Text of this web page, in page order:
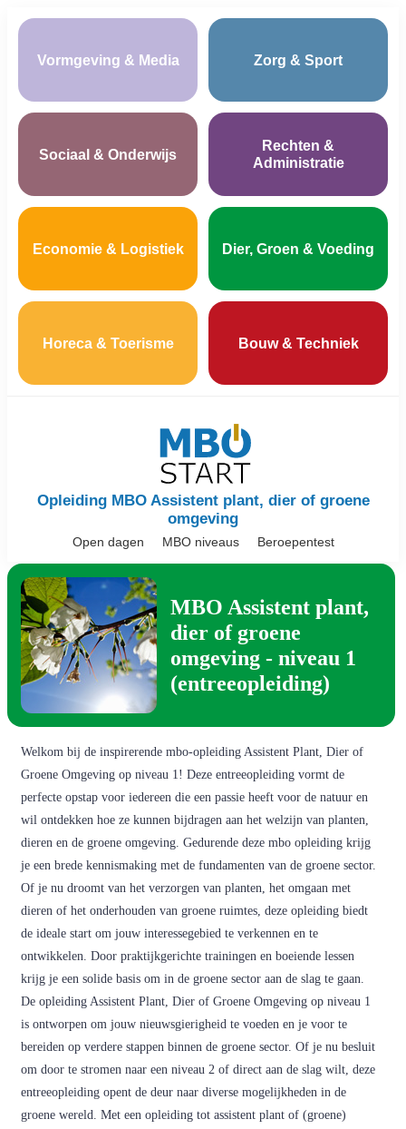
Vormgeving & Media Zorg & Sport
Sociaal & Onderwijs
Rechten &
Administratie
Economie & Logistiek Dier, Groen & Voeding
Horeca & Toerisme Bouw & Techniek
Opleiding MBO Assistent plant, dier of groene
omgeving
Open dagen MBO niveaus Beroepentest
MBO Assistent plant,
dier of groene
omgeving - niveau 1
(entreeopleiding)
Welkom bij de inspirerende mbo-opleiding Assistent Plant, Dier of
Groene Omgeving op niveau 1! Deze entreeopleiding vormt de
perfecte opstap voor iedereen die een passie heeft voor de natuur en
wil ontdekken hoe ze kunnen bijdragen aan het welzijn van planten,
dieren en de groene omgeving. Gedurende deze mbo opleiding krijg
je een brede kennismaking met de fundamenten van de groene sector.
Of je nu droomt van het verzorgen van planten, het omgaan met
dieren of het onderhouden van groene ruimtes, deze opleiding biedt
de ideale start om jouw interessegebied te verkennen en te
ontwikkelen. Door praktijkgerichte trainingen en boeiende lessen
krijg je een solide basis om in de groene sector aan de slag te gaan.
De opleiding Assistent Plant, Dier of Groene Omgeving op niveau 1
is ontworpen om jouw nieuwsgierigheid te voeden en je voor te
bereiden op verdere stappen binnen de groene sector. Of je nu besluit
om door te stromen naar een niveau 2 of direct aan de slag wilt, deze
entreeopleiding opent de deur naar diverse mogelijkheden in de
groene wereld. Met een opleiding tot assistent plant of (groene)